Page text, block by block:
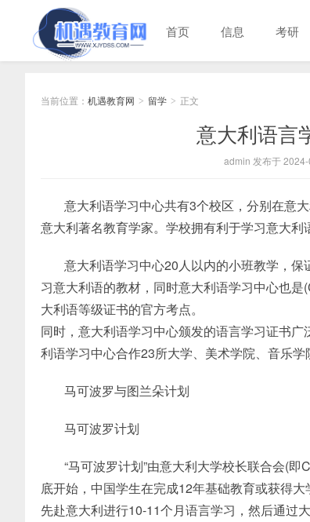
首页 信息 考研
当前位置： 机遇教育网 > 留学 > 正文
意大利语言
admin 发布于
意大利语学习中心共有3个校区，分别在意
意大利著名教育学家。学校拥有利于学习意大利
意大利语学习中心20人以内的小班教学，
习意大利语的教材，同时意大利语学习中心也
大利语等级证书的官方考点。
同时，意大利语学习中心颁发的语言学习证书
利语学习中心合作23所大学、美术学院、音乐学
马可波罗与图兰朵计划
马可波罗计划
“马可波罗计划”由意大利大学校长联合会(
底开始，中国学生在完成12年基础教育或获得
先赴意大利进行10-11个月语言学习，然后通过